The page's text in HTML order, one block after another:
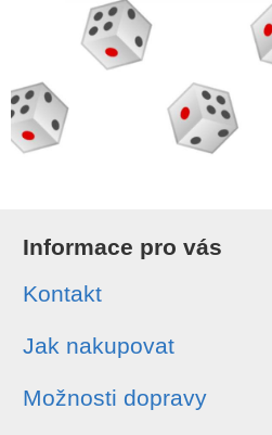
Informace pro vás
Kontakt
Jak nakupovat
Možnosti dopravy